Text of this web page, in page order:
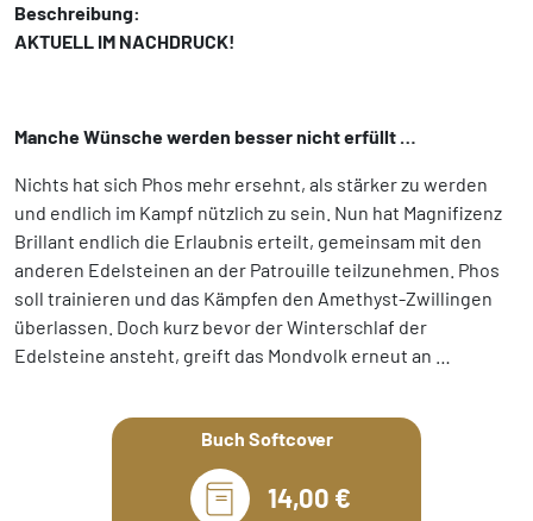
Beschreibung:
AKTUELL IM NACHDRUCK!
Manche Wünsche werden besser nicht erfüllt …
Nichts hat sich Phos mehr ersehnt, als stärker zu werden
und endlich im Kampf nützlich zu sein. Nun hat Magnifizenz
Brillant endlich die Erlaubnis erteilt, gemeinsam mit den
anderen Edelsteinen an der Patrouille teilzunehmen. Phos
soll trainieren und das Kämpfen den Amethyst-Zwillingen
überlassen. Doch kurz bevor der Winterschlaf der
Edelsteine ansteht, greift das Mondvolk erneut an …
Buch Softcover
14,00 €